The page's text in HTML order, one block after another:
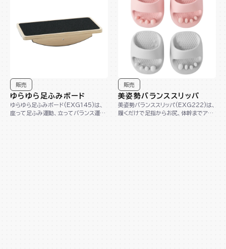
販売
ゆらゆら足ふみボード
ゆらゆら足ふみボード(EXG145)は、
座って足ふみ運動、立ってバランス運動
販売
美姿勢バランススリッパ
美姿勢バランススリッパ(EXG222)は、
履くだけで足指からお尻、体幹までアプ